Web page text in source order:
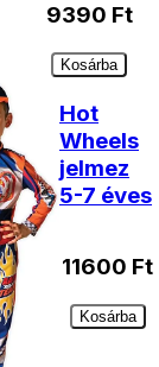
9390 Ft
Kosárba
Hot
Wheels
jelmez
5-7 éves
11600 Ft
Kosárba